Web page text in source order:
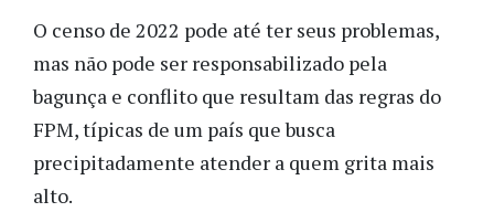
O censo de 2022 pode até ter seus problemas,
mas não pode ser responsabilizado pela
bagunça e conflito que resultam das regras do
FPM, típicas de um país que busca
precipitadamente atender a quem grita mais
alto.